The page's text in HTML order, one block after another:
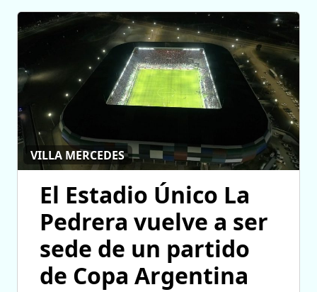
VILLA MERCEDES
El Estadio Único La
Pedrera vuelve a ser
sede de un partido
de Copa Argentina